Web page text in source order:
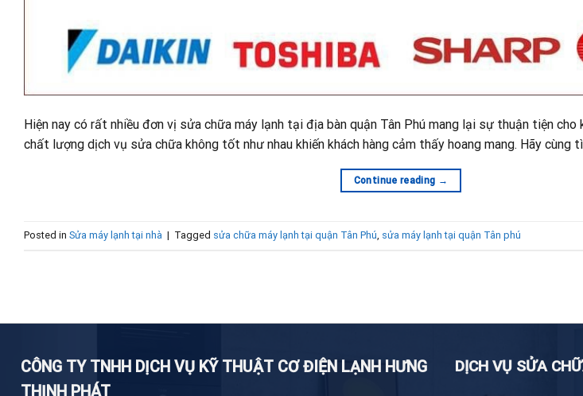
Hiện nay có rất nhiều đơn vị sửa chữa máy lạnh tại địa bàn quận Tân Phú mang lại sự thuận tiện
chất lượng dịch vụ sửa chữa không tốt như nhau khiến khách hàng cảm thấy hoang mang. Hãy cùng
Continue reading →
Posted in Sửa máy lạnh tại nhà | Tagged sửa chữa máy lạnh tại quận Tân Phú sửa máy lạnh tại quận Tân phú
CÔNG TY TNHH DỊCH VỤ KỸ THUẬT CƠ ĐIỆN LẠNH HƯNG
THỊNH PHÁT
DỊCH VỤ SỬA